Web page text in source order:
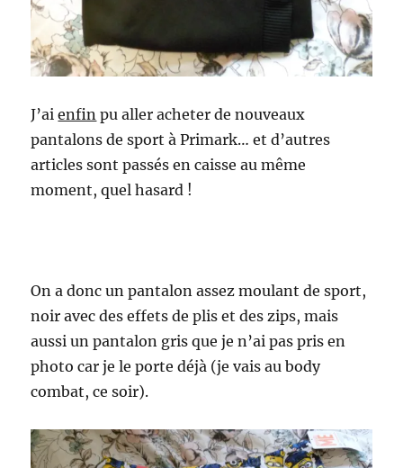
J’aienfin pu aller acheter de nouveaux
pantalons de sport à Primark… et d’autres
articles sont passés en caisse au même
moment, quel hasard !
On a donc un pantalon assez moulant de sport,
noir avec des effets de plis et des zips, mais
aussi un pantalon gris que je n’ai pas pris en
photo car je le porte déjà (je vais au body
combat, ce soir).